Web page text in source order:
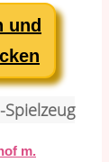
und
m.